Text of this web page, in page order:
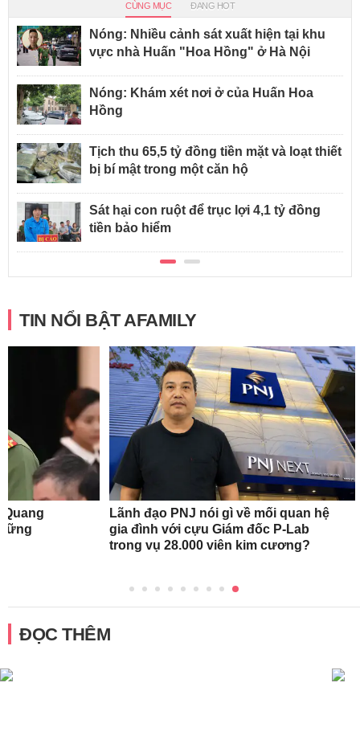
CÙNG MỤC ĐANG HOT
Nóng: Nhiều cảnh sát xuất hiện tại khu
vực nhà Huấn "Hoa Hồng" ở Hà Nội
Nóng: Khám xét nơi ở của Huấn Hoa
Hồng
Tịch thu 65,5 tỷ đồng tiền mặt và loạt thiết
bị bí mật trong một căn hộ
Sát hại con ruột để trục lợi 4,1 tỷ đồng
tiền bảo hiểm
TIN NỔI BẬT AFAMILY
Lãnh đạo PNJ nói gì về mối quan hệ
gia đình với cựu Giám đốc P-Lab
trong vụ 28.000 viên kim cương?
ĐỌC THÊM